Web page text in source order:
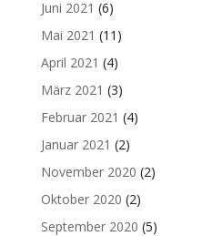
Juni 2021 (6)
Mai 2021 (11)
April 2021 (4)
März 2021 (3)
Februar 2021 (4)
Januar 2021 (2)
November 2020 (2)
Oktober 2020 (2)
September 2020 (5)